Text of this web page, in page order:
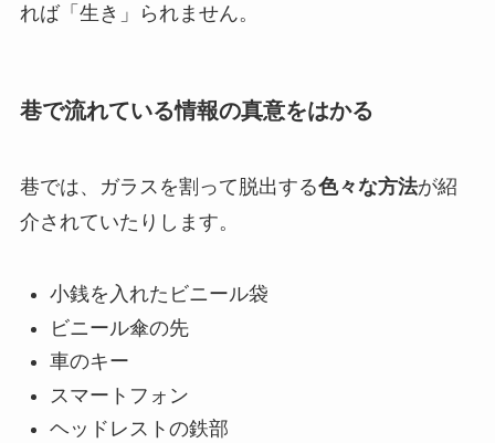
れば「生き」られません。
巷で流れている情報の真意をはかる
巷では、ガラスを割って脱出する色々な方法が紹
介されていたりします。
小銭を入れたビニール袋
ビニール傘の先
車のキー
スマートフォン
ヘッドレストの鉄部